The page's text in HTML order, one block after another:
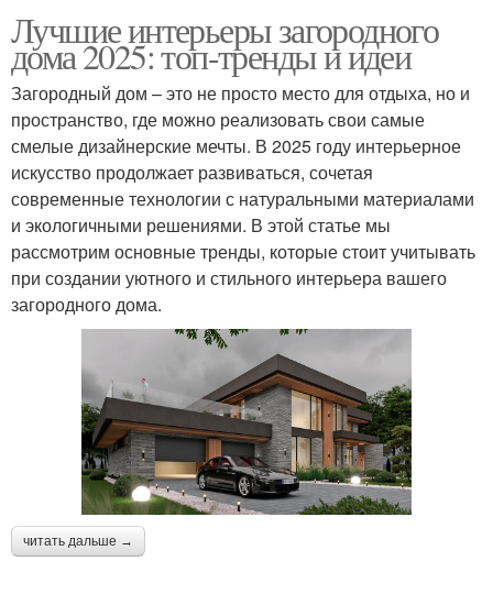
Лучшие интерьеры загородного
дома 2025: топ-тренды и идеи
Загородный дом – это не просто место для отдыха, но и
пространство, где можно реализовать свои самые
смелые дизайнерские мечты. В 2025 году интерьерное
искусство продолжает развиваться, сочетая
современные технологии с натуральными материалами
и экологичными решениями. В этой статье мы
рассмотрим основные тренды, которые стоит учитывать
при создании уютного и стильного интерьера вашего
загородного дома.
читать дальше →